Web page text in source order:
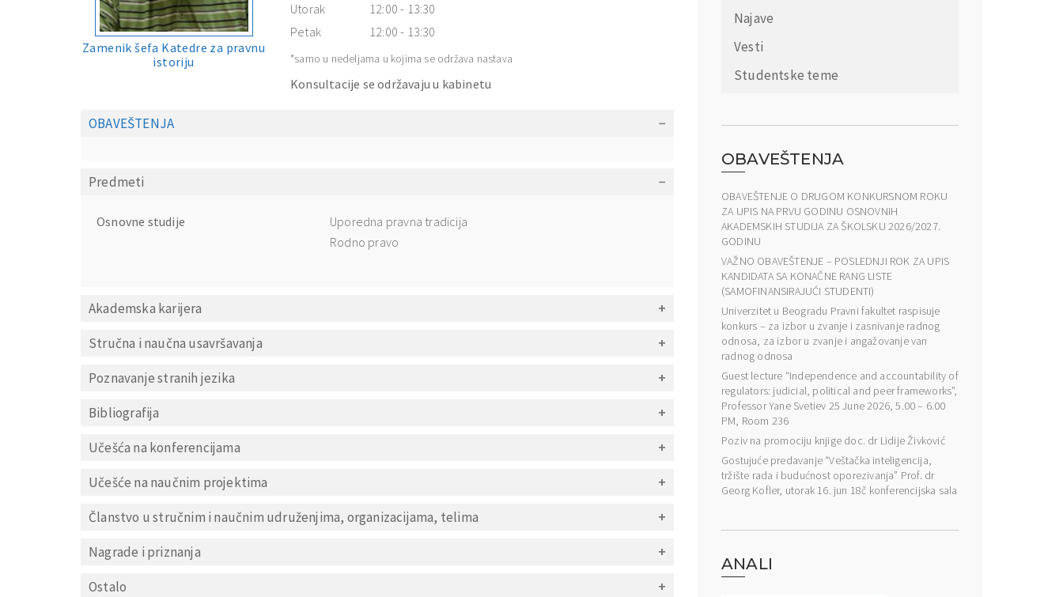
Zamenik šefa Katedre za pravnu
istoriju
Utorak
12:00 - 13:30
Petak
12:00 - 13:30
*samo u nedeljama u kojima se održava nastava
Konsultacije se održavaju u kabinetu
OBAVEŠTENJA
Predmeti
Osnovne studije
Uporedna pravna tradicija
Rodno pravo
Akademska karijera
Stručna i naučna usavršavanja
Poznavanje stranih jezika
Bibliografija
Učešća na konferencijama
Učešće na naučnim projektima
Članstvo u stručnim i naučnim udruženjima, organizacijama, telima
Nagrade i priznanja
Ostalo
Najave
Vesti
Studentske teme
OBAVEŠTENJA
OBAVEŠTENJE O DRUGOM KONKURSNOM ROKU
ZA UPIS NA PRVU GODINU OSNOVNIH
AKADEMSKIH STUDIJA ZA ŠKOLSKU 2026/2027.
GODINU
VAŽNO OBAVEŠTENJE – POSLEDNJI ROK ZA UPIS
KANDIDATA SA KONAČNE RANG LISTE
(SAMOFINANSIRAJUĆI STUDENTI)
Univerzitet u Beogradu Pravni fakultet raspisuje
konkurs – za izbor u zvanje i zasnivanje radnog
odnosa, za izbor u zvanje i angažovanje van
radnog odnosa
Guest lecture “Independence and accountability of
regulators: judicial, political and peer frameworks”,
Professor Yane Svetiev 25 June 2026, 5.00 – 6.00
PM, Room 236
Poziv na promociju knjige doc. dr Lidije Živković
Gostujuće predavanje “Veštačka inteligencija,
tržište rada i budućnost oporezivanja” Prof. dr
Georg Kofler, utorak 16. jun 18č konferencijska sala
ANALI